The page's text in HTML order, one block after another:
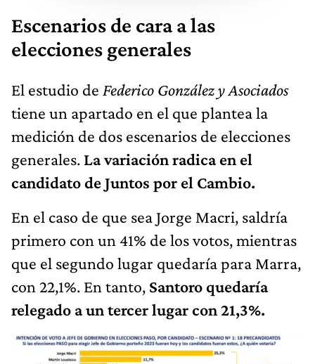
Escenarios de cara a las
elecciones generales
El estudio de Federico González y Asociados
tiene un apartado en el que plantea la
medición de dos escenarios de elecciones
generales. La variación radica en el
candidato de Juntos por el Cambio.
En el caso de que sea Jorge Macri, saldría
primero con un 41% de los votos, mientras
que el segundo lugar quedaría para Marra,
con 22,1%. En tanto, Santoro quedaría
relegado a un tercer lugar con 21,3%.